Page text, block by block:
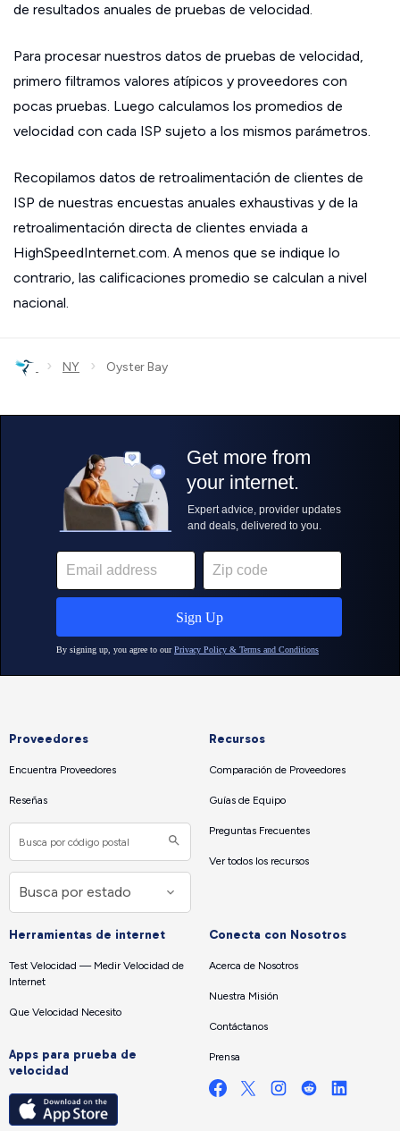
de resultados anuales de pruebas de velocidad.
Para procesar nuestros datos de pruebas de velocidad,
primero filtramos valores atípicos y proveedores con
pocas pruebas. Luego calculamos los promedios de
velocidad con cada ISP sujeto a los mismos parámetros.
Recopilamos datos de retroalimentación de clientes de
ISP de nuestras encuestas anuales exhaustivas y de la
retroalimentación directa de clientes enviada a
HighSpeedInternet.com. A menos que se indique lo
contrario, las calificaciones promedio se calculan a nivel
nacional.
› NY › Oyster Bay
Proveedores
Encuentra Proveedores
Reseñas
Recursos
Comparación de Proveedores
Guías de Equipo
Preguntas Frecuentes
Ver todos los recursos
Herramientas de internet
Test Velocidad — Medir Velocidad de
Internet
Que Velocidad Necesito
Apps para prueba de
velocidad
Conecta con Nosotros
Acerca de Nosotros
Nuestra Misión
Contáctanos
Prensa